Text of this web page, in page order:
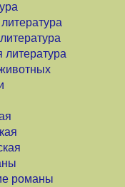
литература
романы